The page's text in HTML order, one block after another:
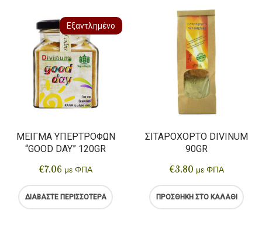
Εξαντλημένο
ΜΕΊΓΜΑ ΥΠΕΡΤΡΟΦΩΝ
“GOOD DAY” 120GR
€7.06 με ΦΠΑ
ΔΙΑΒΆΣΤΕ ΠΕΡΙΣΣΌΤΕΡΑ
ΣΙΤΑΡΌΧΟΡΤΟ DIVINUM
90GR
€3.80 με ΦΠΑ
ΠΡΟΣΘΉΚΗ ΣΤΟ ΚΑΛΆΘΙ